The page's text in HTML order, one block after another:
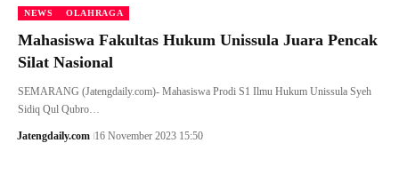
NEWS OLAHRAGA
Mahasiswa Fakultas Hukum Unissula Juara Pencak
Silat Nasional
SEMARANG (Jatengdaily.com)- Mahasiswa Prodi S1 Ilmu Hukum Unissula Syeh
Sidiq Qul Qubro…
Jatengdaily.com 16 November 2023 15:50